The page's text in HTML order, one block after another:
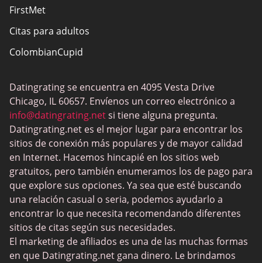
FirstMet
Citas para adultos
ColombianCupid
MeetMindful
Citas BDSM
BBPeopleMeet
Sitios Sugar Daddy
JPeopleMeet
Trans Dating
Sitios de citas para personas mayores
MyLOL
Datingrating se encuentra en 4095 Vesta Drive
Chicago, IL 60657. Envíenos un correo electrónico a
info@datingrating.netsi tiene alguna pregunta.
Datingrating.net es el mejor lugar para encontrar los
sitios de conexión más populares y de mayor calidad
en Internet. Hacemos hincapié en los sitios web
gratuitos, pero también enumeramos los de pago para
que explore sus opciones. Ya sea que esté buscando
una relación casual o seria, podemos ayudarlo a
encontrar lo que necesita recomendando diferentes
sitios de citas según sus necesidades.
El marketing de afiliados es una de las muchas formas
en que Datingrating.net gana dinero. Le brindamos